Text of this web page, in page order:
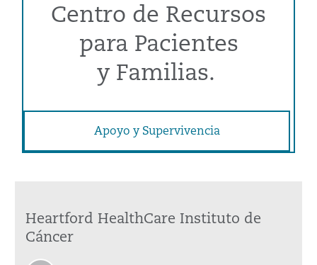
Centro de Recursos
para Pacientes
y Familias.
Apoyo y Supervivencia
Heartford HealthCare Instituto de
Cáncer